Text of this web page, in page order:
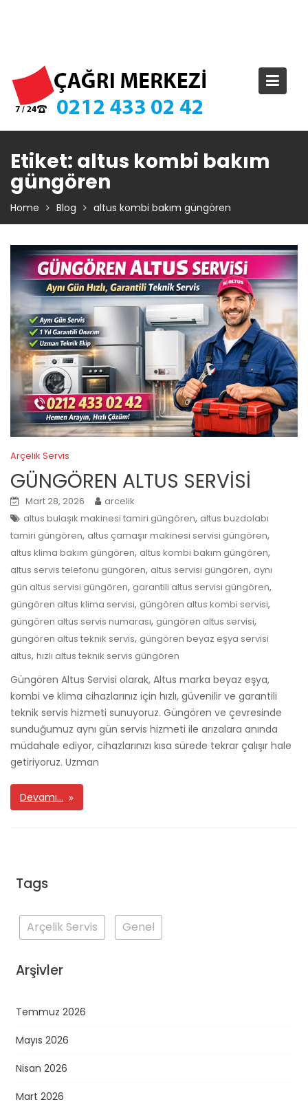
Etiket: altus kombi bakım
güngören
Home Blog altus kombi bakım güngören
Arçelik Servis
GÜNGÖREN ALTUS SERVİSİ
Mart 28, 2026
arcelik
altus bulaşık makinesi tamiri güngören, altus buzdolabı
tamiri güngören, altus çamaşır makinesi servisi güngören,
altus klima bakım güngören, altus kombi bakım güngören,
altus servis telefonu güngören, altus servisi güngören, aynı
gün altus servisi güngören, garantili altus servisi güngören,
güngören altus klima servisi, güngören altus kombi servisi,
güngören altus servis numarası, güngören altus servisi,
güngören altus teknik servis, güngören beyaz eşya servisi
altus, hızlı altus teknik servis güngören
Güngören Altus Servisi olarak, Altus marka beyaz eşya,
kombi ve klima cihazlarınız için hızlı, güvenilir ve garantili
teknik servis hizmeti sunuyoruz. Güngören ve çevresinde
sunduğumuz aynı gün servis hizmeti ile arızalara anında
müdahale ediyor, cihazlarınızı kısa sürede tekrar çalışır hale
getiriyoruz. Uzman
Devamı…
Tags
Arçelik Servis Genel
Arşivler
Temmuz 2026
Mayıs 2026
Nisan 2026
Mart 2026